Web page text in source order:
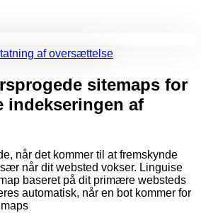
af oversættelse
sitemaps for
indekseringen af
når det kommer til at fremskynde
når dit websted vokser. Linguise
baseret på dit primære websteds
automatisk, når en bot kommer for